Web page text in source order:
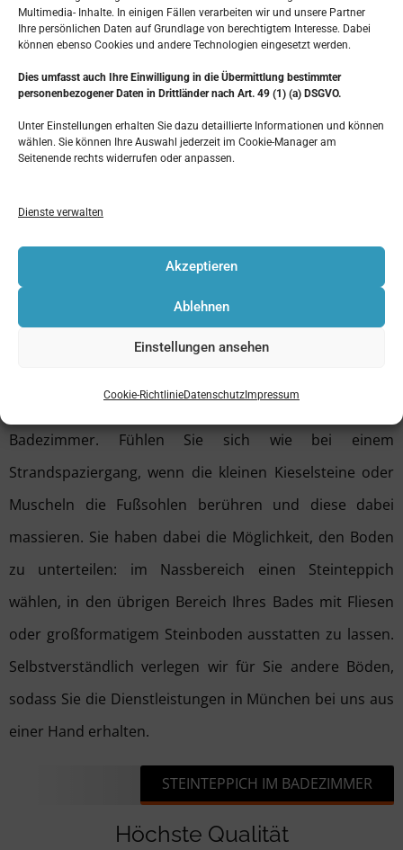
Multimedia- Inhalte. In einigen Fällen verarbeiten wir und unsere Partner
Ihre persönlichen Daten auf Grundlage von berechtigtem Interesse. Dabei
können ebenso Cookies und andere Technologien eingesetzt werden.
Dies umfasst auch Ihre Einwilligung in die Übermittlung bestimmter
personenbezogener Daten in Drittländer nach Art. 49 (1) (a) DSGVO.
Unter Einstellungen erhalten Sie dazu detaillierte Informationen und können
wählen. Sie können Ihre Auswahl jederzeit im Cookie-Manager am
Seitenende rechts widerrufen oder anpassen.
Dienste verwalten
Akzeptieren
Ablehnen
Einstellungen ansehen
Cookie-RichtlinieDatenschutzImpressum
Material und Montage
kompetente Mitarbeiter
Steinteppich verlegen in München – Ihr
Dienstleister!
Im Badezimmer
Steinteppiche eignen sich ganz hervorragend für das
Badezimmer. Fühlen Sie sich wie bei einem
Strandspaziergang, wenn die kleinen Kieselsteine oder
Muscheln die Fußsohlen berühren und diese dabei
massieren. Sie haben dabei die Möglichkeit, den Boden
zu unterteilen: im Nassbereich einen Steinteppich
wählen, in den übrigen Bereich Ihres Bades mit Fliesen
oder großformatigem Steinboden ausstatten zu lassen.
Selbstverständlich verlegen wir für Sie andere Böden,
sodass Sie die Dienstleistungen in München bei uns aus
einer Hand erhalten.
STEINTEPPICH IM BADEZIMMER
Höchste Qualität